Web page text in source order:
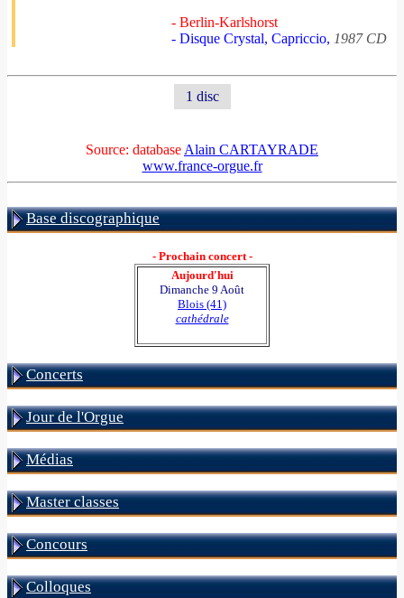
- Berlin-Karlshorst
- Disque Crystal, Capriccio, 1987 CD
1 disc
Source: database Alain CARTAYRADE
www.france-orgue.fr
Base discographique
- Prochain concert -
Aujourd'hui
Dimanche 9 Août
Blois (41)
cathédrale
Concerts
Jour de l'Orgue
Médias
Master classes
Concours
Colloques